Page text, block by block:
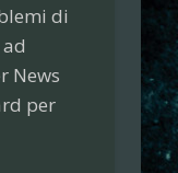
di
News
per